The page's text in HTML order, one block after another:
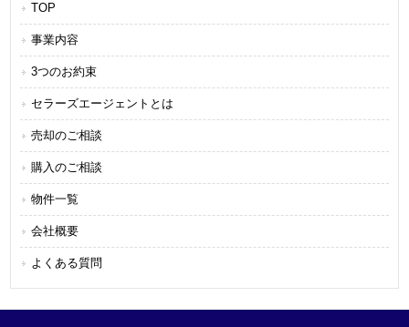
TOP
事業内容
3つのお約束
セラーズエージェントとは
売却のご相談
購入のご相談
物件一覧
会社概要
よくある質問